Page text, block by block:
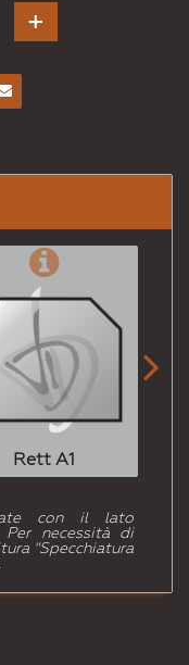
Rett A1

con il lato
necessità di
"Specchiatura